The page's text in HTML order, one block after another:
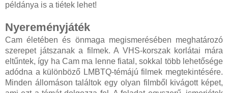
példánya is a tiétek lehet!
Nyereményjáték
Cam életében és önmaga megismerésében meghatározó
szerepet játszanak a filmek. A VHS-korszak korlátai mára
eltűntek, így ha Cam ma lenne fiatal, sokkal több lehetősége
adódna a különböző LMBTQ-témájú filmek megtekintésére.
Minden állomáson találtok egy olyan filmből kivágott képet,